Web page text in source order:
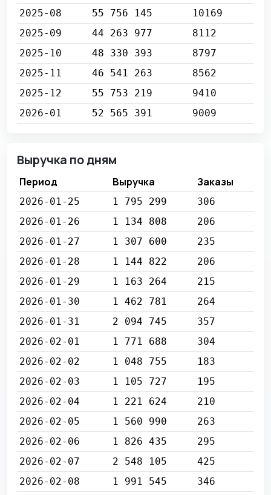
2025-08
55 756 145
10169
2025-09
44 263 977
8112
2025-10
48 330 393
8797
2025-11
46 541 263
8562
2025-12
55 753 219
9410
2026-01
52 565 391 9009
Выручка по дням
Период Выручка Заказы
2026-01-25 1 795 299
306
2026-01-26
1 134 808
206
2026-01-27
1 307 600
235
2026-01-28
1 144 822
206
2026-01-29
1 163 264
215
2026-01-30
1 462 781
264
2026-01-31
2 094 745
357
2026-02-01
1 771 688
304
2026-02-02
1 048 755
183
2026-02-03
1 105 727
195
2026-02-04
1 221 624
210
2026-02-05
1 560 990
263
2026-02-06
1 826 435
295
2026-02-07
2 548 105
425
2026-02-08
1 991 545
346